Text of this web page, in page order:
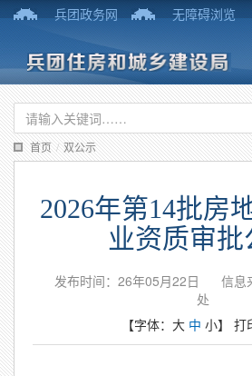
兵团政务网 无障碍浏览
首页 / 双公示
2026年第14批房
业资质审批
发布时间：26年05月22日 信息
处
【字体： 大 中 小】 打